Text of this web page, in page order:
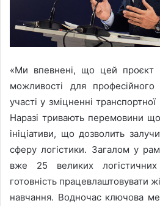
«Ми впевнені, що цей проєкт
можливості для професійного
участі у зміцненні
Наразі тривають перемовини
ініціативи, що дозволить
сферу логістики. Загалом у
вже 25 великих
готовність працевлаштовувати
навчання. Водночас ключова